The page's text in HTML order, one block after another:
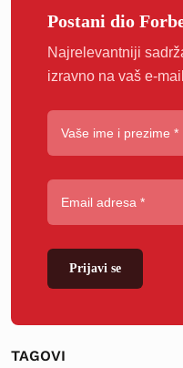
Postani dio
Najrelevantniji
izravno na vaš e-
Prijavi se
TAGOVI